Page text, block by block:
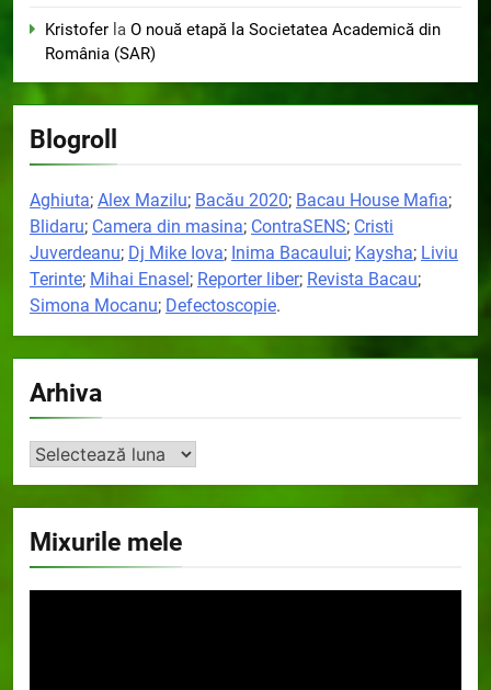
Kristofer la O nouă etapă la Societatea Academică din
România (SAR)
Blogroll
Aghiuta; Alex Mazilu; Bacău 2020; Bacau House Mafia;
Blidaru; Camera din masina; ContraSENS; Cristi
Juverdeanu; Dj Mike Iova; Inima Bacaului; Kaysha; Liviu
Terinte; Mihai Enasel; Reporter liber; Revista Bacau;
Simona Mocanu; Defectoscopie.
Arhiva
Arhiva
Mixurile mele